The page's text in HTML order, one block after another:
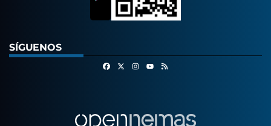
SÍGUENOS
FacebookInstagram